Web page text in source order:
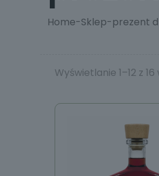
Home-Sklep-prezent
Wyświetlanie 1–12 z